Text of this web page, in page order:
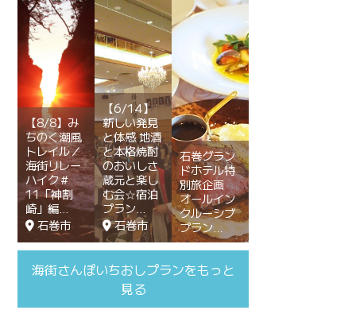
【8/8】み
ちのく潮風
トレイル／
海街リレー
ハイク＃
11「神割
崎」編
石巻市
【6/14】
新しい発見
と体感 地酒
と本格焼酎
のおいしさ
蔵元と楽し
む会☆宿泊
プラン
石巻市
石巻グラン
ドホテル特
別旅企画
オールイン
クルーシブ
プラン
海街さんぽいちおしプランをもっと
見る